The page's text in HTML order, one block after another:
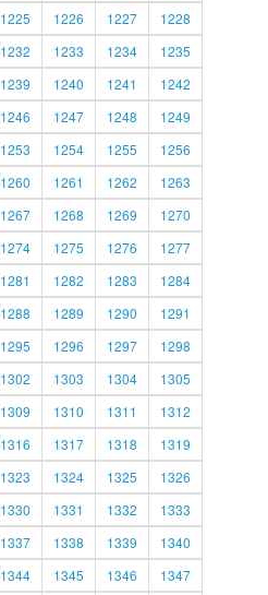
1225 1226 1227
1228
1232 1233 1234
1235
1239 1240 1241
1242
1246 1247 1248
1249
1253 1254 1255
1256
1260 1261 1262
1263
1267 1268 1269
1270
1274 1275 1276
1277
1281 1282 1283
1284
1288 1289 1290
1291
1295 1296 1297
1298
1302 1303 1304
1305
1309 1310 1311
1312
1316 1317 1318
1319
1323 1324 1325
1326
1330 1331 1332
1333
1337 1338 1339
1340
1344 1345 1346
1347